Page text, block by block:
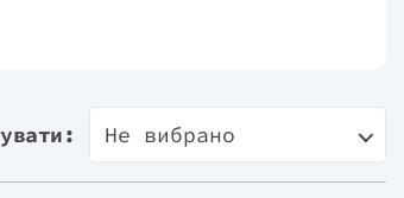
який виклав у мережу та
Не вибрано